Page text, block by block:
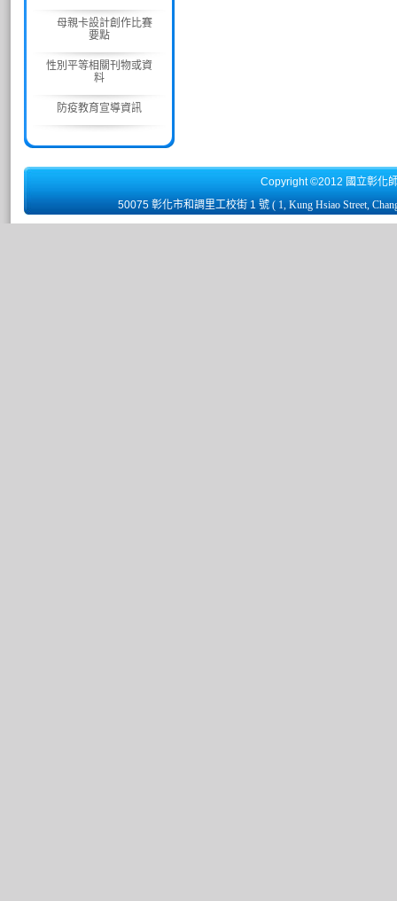
母親卡設計創作比賽
要點
性別平等相關刊物或資
料
防疫教育宣導資訊
Copyright ©2012 國立彰化
50075 彰化市和調里工校街 1 號 ( 1, Kung Hsiao Street,